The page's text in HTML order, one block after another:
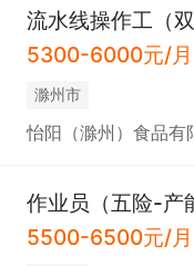
流水线操作工（双
5300-6000元/月
滁州市
怡阳（滁州）食品有
作业员（五险-产
5500-6500元/月